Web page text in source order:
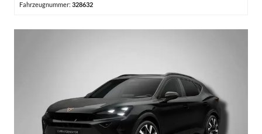
Fahrzeugnummer: 328632